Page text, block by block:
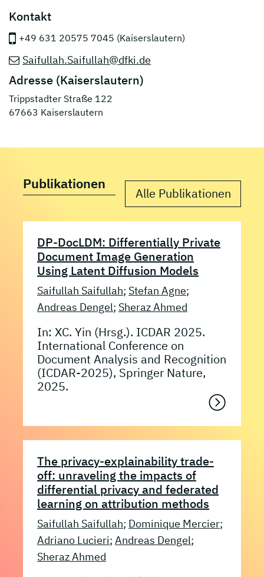
Kontakt
+49 631 20575 7045 (Kaiserslautern)
Saifullah.Saifullah@dfki.de
Adresse (Kaiserslautern)
Trippstadter Straße 122
67663 Kaiserslautern
Publikationen
Alle Publikationen
DP-DocLDM: Differentially Private
Document Image Generation
Using Latent Diffusion Models
Saifullah Saifullah; Stefan Agne;
Andreas Dengel; Sheraz Ahmed
In: XC. Yin (Hrsg.). ICDAR 2025.
International Conference on
Document Analysis and Recognition
(ICDAR-2025), Springer Nature,
2025.
The privacy-explainability trade-
off: unraveling the impacts of
differential privacy and federated
learning on attribution methods
Saifullah Saifullah; Dominique Mercier;
Adriano Lucieri; Andreas Dengel;
Sheraz Ahmed